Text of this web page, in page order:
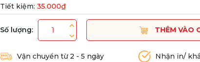
Tiết kiệm: 35.000₫
Số lượng: THÊM VÀO
Vận chuyển từ 2 - 5 ngày Nhận in/